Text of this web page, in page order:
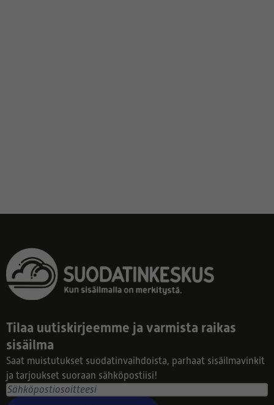
Tilaa uutiskirjeemme ja varmista raikas
sisäilma
Saat muistutukset suodatinvaihdoista, parhaat sisäilmavinkit
ja tarjoukset suoraan sähköpostiisi!